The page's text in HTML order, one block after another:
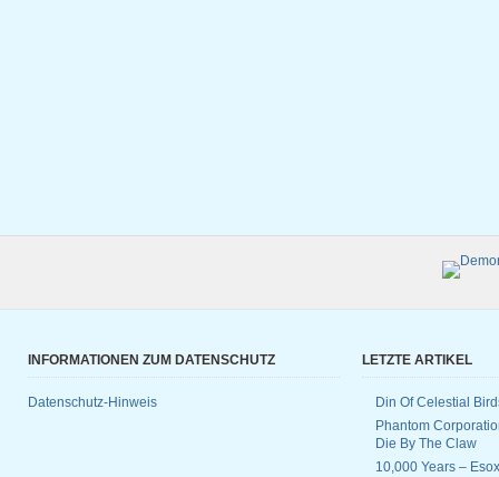
INFORMATIONEN ZUM DATENSCHUTZ
Datenschutz-Hinweis
LETZTE ARTIKEL
Din Of Celestial
Phantom
Die By The Claw
10,000 Years –